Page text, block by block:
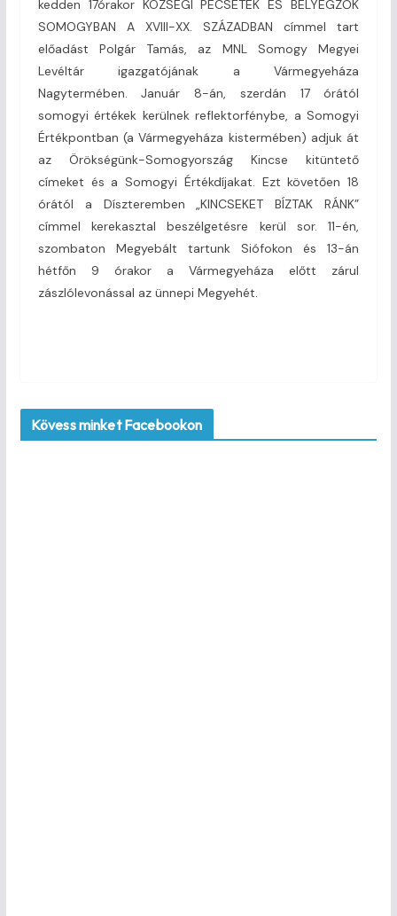
kedden 17órakor KÖZSÉGI PECSÉTEK ÉS BÉLYEGZŐK
SOMOGYBAN A XVIII-XX. SZÁZADBAN címmel tart
előadást Polgár Tamás, az MNL Somogy Megyei
Levéltár igazgatójának a Vármegyeháza
Nagytermében. Január 8-án, szerdán 17 órától
somogyi értékek kerülnek reflektorfénybe, a Somogyi
Értékpontban (a Vármegyeháza kistermében) adjuk át
az Örökségünk-Somogyország Kincse kitüntető
címeket és a Somogyi Értékdíjakat. Ezt követően 18
órától a Díszteremben „KINCSEKET BÍZTAK RÁNK”
címmel kerekasztal beszélgetésre kerül sor. 11-én,
szombaton Megyebált tartunk Siófokon és 13-án
hétfőn 9 órakor a Vármegyeháza előtt zárul
zászlólevonással az ünnepi Megyehét.
Kövess minket Facebookon